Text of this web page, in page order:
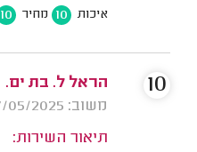
איכות 10 מחיר 10
הראל ל. בת ים.
משוב: 07/05/2025
תיאור השירות:
10